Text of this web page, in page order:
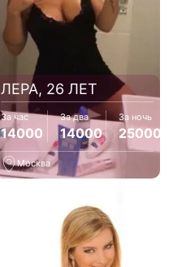
ЛЕРА, 26 ЛЕТ
За час
14000
За два
14000
За ночь
25000
Москва